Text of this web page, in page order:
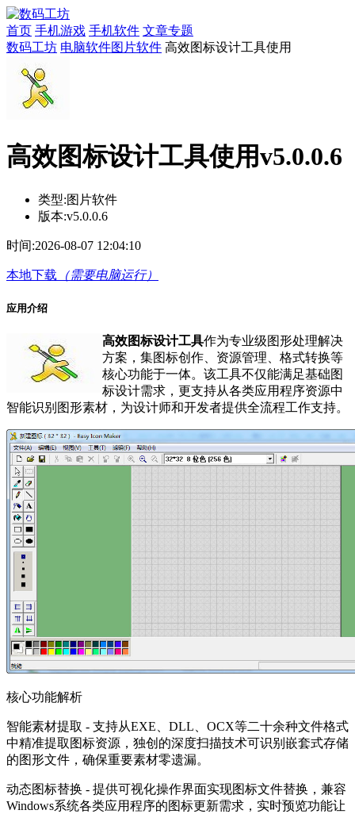
首页 手机游戏 手机软件 文章专题
数码工坊 电脑软件图片软件 高效图标设计工具使用
高效图标设计工具使用v5.0.0.6
类型:图片软件
版本:v5.0.0.6
时间:2026-08-07 12:04:10
本地下载 （需要电脑运行）
应用介绍
高效图标设计工具作为专业级图形处理解决
方案，集图标创作、资源管理、格式转换等
核心功能于一体。该工具不仅能满足基础图
标设计需求，更支持从各类应用程序资源中
智能识别图形素材，为设计师和开发者提供全流程工作支持。
核心功能解析
智能素材提取 - 支持从EXE、DLL、OCX等二十余种文件格式
中精准提取图标资源，独创的深度扫描技术可识别嵌套式存储
的图形文件，确保重要素材零遗漏。
动态图标替换 - 提供可视化操作界面实现图标文件替换，兼容
Windows系统各类应用程序的图标更新需求，实时预览功能让